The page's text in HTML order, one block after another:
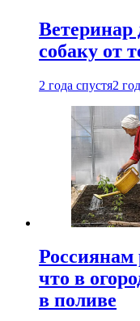
Ветеринар
собаку от
2 года спустя2
Россиянам
что в
в поливе